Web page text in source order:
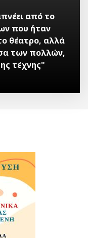
από το
που ήταν
θέατρο, αλλά
των πολλών,
τέχνης"